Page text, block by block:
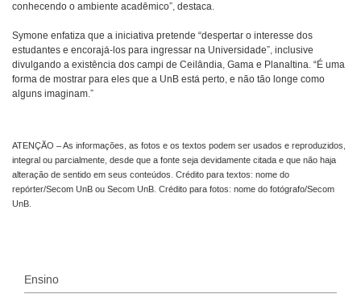
conhecendo o ambiente acadêmico”, destaca.
Symone enfatiza que a iniciativa pretende “despertar o interesse dos
estudantes e encorajá-los para ingressar na Universidade”, inclusive
divulgando a existência dos campi de Ceilândia, Gama e Planaltina. “É uma
forma de mostrar para eles que a UnB está perto, e não tão longe como
alguns imaginam.”
ATENÇÃO – As informações, as fotos e os textos podem ser usados e reproduzidos,
integral ou parcialmente, desde que a fonte seja devidamente citada e que não haja
alteração de sentido em seus conteúdos. Crédito para textos: nome do
repórter/Secom UnB ou Secom UnB. Crédito para fotos: nome do fotógrafo/Secom
UnB.
Ensino